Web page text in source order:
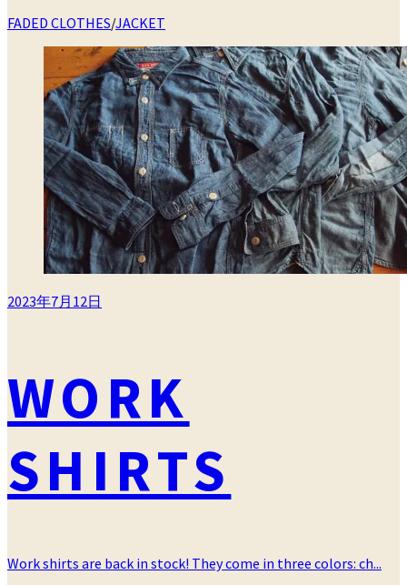
カ
FADED CLOTHES/JACKET
2023年7月12日
WORK
SHIRTS
Work shirts are back in stock! They come in three colors: ch...